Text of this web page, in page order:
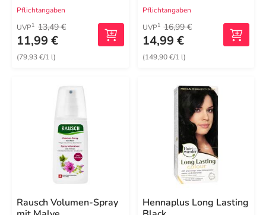
Pflichtangaben
UVP1 13,49 €
11,99 €
(79,93 €/1 l)
Pflichtangaben
UVP1 16,99 €
14,99 €
(149,90 €/1 l)
Rausch Volumen-Spray
Hennaplus Long Lasting